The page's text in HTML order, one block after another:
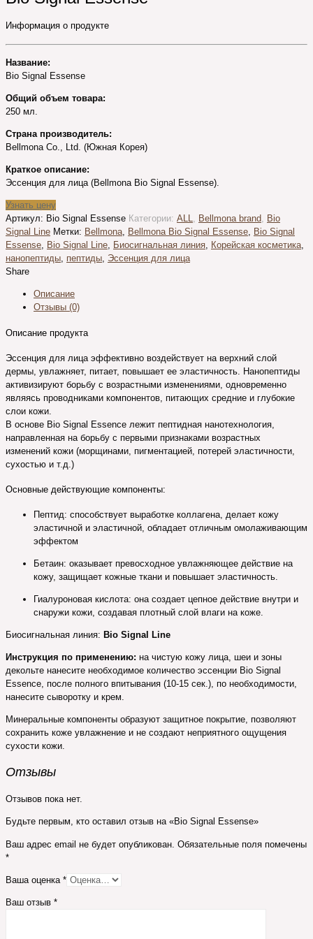
Информация о продукте
Название:
Bio Signal Essense
Общий объем товара:
250 мл.
Страна производитель:
Bellmona Co., Ltd. (Южная Корея)
Краткое описание:
Эссенция для лица (Bellmona Bio Signal Essense).
Узнать цену
Артикул: Bio Signal Essense Категории: ALL, Bellmona brand, Bio
Signal Line Метки: Bellmona, Bellmona Bio Signal Essense, Bio Signal
Essense, Bio Signal Line, Биосигнальная линия, Корейская косметика,
нанопептиды, пептиды, Эссенция для лица
Share
Описание
Отзывы (0)
Описание продукта
Эссенция для лица эффективно воздействует на верхний слой
дермы, увлажняет, питает, повышает ее эластичность. Нанопептиды
активизируют борьбу с возрастными изменениями, одновременно
являясь проводниками компонентов, питающих средние и глубокие
слои кожи.
В основе Bio Signal Essence лежит пептидная нанотехнология,
направленная на борьбу с первыми признаками возрастных
изменений кожи (морщинами, пигментацией, потерей эластичности,
сухостью и т.д.)
Основные действующие компоненты:
Пептид: способствует выработке коллагена, делает кожу
эластичной и эластичной, обладает отличным омолаживающим
эффектом
Бетаин: оказывает превосходное увлажняющее действие на
кожу, защищает кожные ткани и повышает эластичность.
Гиалуроновая кислота: она создает цепное действие внутри и
снаружи кожи, создавая плотный слой влаги на коже.
Биосигнальная линия: Bio Signal Line
Инструкция по применению: на чистую кожу лица, шеи и зоны
декольте нанесите необходимое количество эссенции Bio Signal
Essence, после полного впитывания (10-15 сек.), по необходимости,
нанесите сыворотку и крем.
Минеральные компоненты образуют защитное покрытие, позволяют
сохранить коже увлажнение и не создают неприятного ощущения
сухости кожи.
Отзывы
Отзывов пока нет.
Будьте первым, кто оставил отзыв на «Bio Signal Essense»
Ваш адрес email не будет опубликован. Обязательные поля помечены
*
Ваша оценка *
Ваш отзыв *